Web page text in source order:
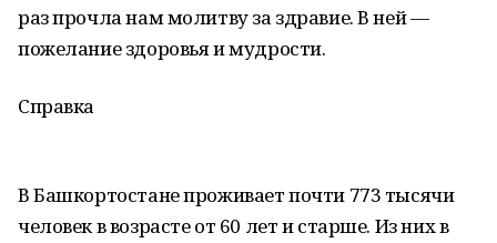
раз прочла нам молитву за здравие. В ней —
пожелание здоровья и мудрости.
Справка
В Башкортостане проживает почти 773 тысячи
человек в возрасте от 60 лет и старше. Из них в